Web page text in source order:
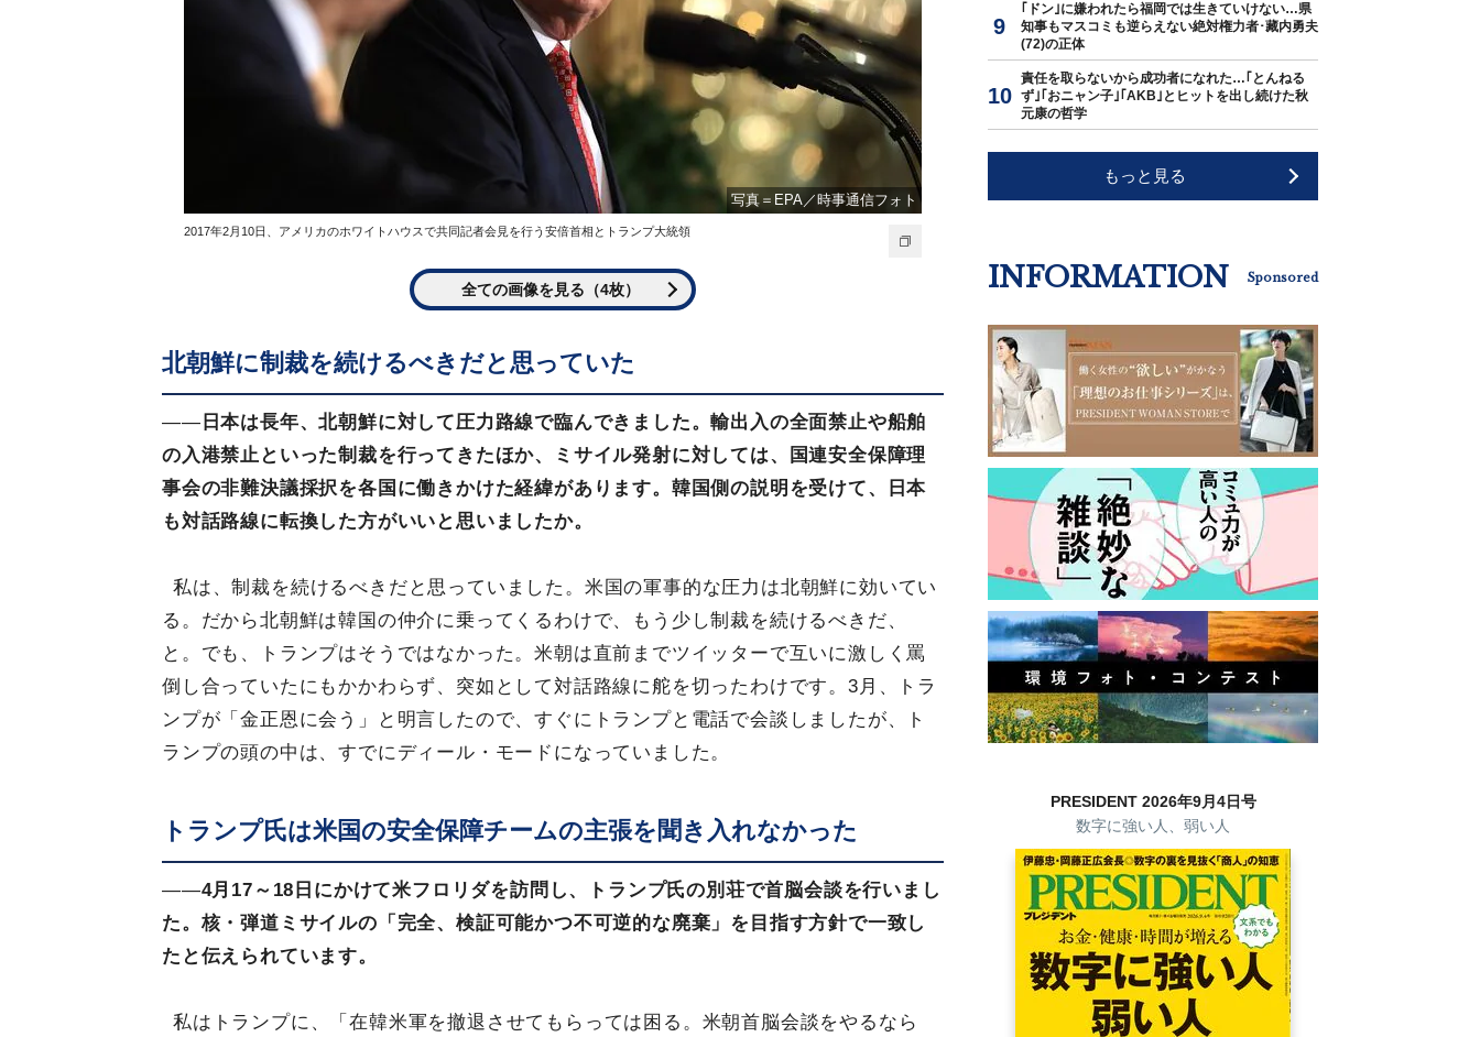
写真＝EPA／時事通信フォト
2017年2月10日、アメリカのホワイトハウスで共同記者会見を行う安倍首相とトランプ大統領
全ての画像を見る（4枚）
北朝鮮に制裁を続けるべきだと思っていた
―― 日本は長年、北朝鮮に対して圧力路線で臨んできました。輸出入の全面禁止や船舶
の入港禁止といった制裁を行ってきたほか、ミサイル発射に対しては、国連安全保障理
事会の非難決議採択を各国に働きかけた経緯があります。韓国側の説明を受けて、日本
も対話路線に転換した方がいいと思いましたか。
私は、制裁を続けるべきだと思っていました。米国の軍事的な圧力は北朝鮮に効いてい
る。だから北朝鮮は韓国の仲介に乗ってくるわけで、もう少し制裁を続けるべきだ、
と。でも、トランプはそうではなかった。米朝は直前までツイッターで互いに激しく罵
倒し合っていたにもかかわらず、突如として対話路線に舵を切ったわけです。3月、トラ
ンプが「金正恩に会う」と明言したので、すぐにトランプと電話で会談しましたが、ト
ランプの頭の中は、すでにディール・モードになっていました。
トランプ氏は米国の安全保障チームの主張を聞き入れなかった
――4月17～18日にかけて米フロリダを訪問し、トランプ氏の別荘で首脳会談を行いまし
た。核・弾道ミサイルの「完全、検証可能かつ不可逆的な廃棄」を目指す方針で一致し
たと伝えられています。
私はトランプに、「在韓米軍を撤退させてもらっては困る。米朝首脳会談をやるなら
｢ドン｣に嫌われたら福岡では生きていけない…県
知事もマスコミも逆らえない絶対権力者･藏内勇夫
(72)の正体
責任を取らないから成功者になれた…｢とんねる
ず｣｢おニャン子｣｢AKB｣とヒットを出し続けた秋
元康の哲学
もっと見る
INFORMATION Sponsored
PRESIDENT 2026年9月4日号
数字に強い人、弱い人